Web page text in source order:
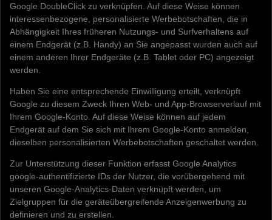
Google DoubleClick zu verknüpfen. Auf diese Weise können
interessenbezogene, personalisierte Werbebotschaften, die in
Abhängigkeit Ihres früheren Nutzungs- und Surfverhaltens auf
einem Endgerät (z.B. Handy) an Sie angepasst wurden auch auf
einem anderen Ihrer Endgeräte (z.B. Tablet oder PC) angezeigt
werden.
Haben Sie eine entsprechende Einwilligung erteilt, verknüpft
Google zu diesem Zweck Ihren Web- und App-Browserverlauf mit
Ihrem Google-Konto. Auf diese Weise können auf jedem
Endgerät auf dem Sie sich mit Ihrem Google-Konto anmelden,
dieselben personalisierten Werbebotschaften geschaltet werden.
Zur Unterstützung dieser Funktion erfasst Google Analytics
google-authentifizierte IDs der Nutzer, die vorübergehend mit
unseren Google-Analytics-Daten verknüpft werden, um
Zielgruppen für die geräteübergreifende Anzeigenwerbung zu
definieren und zu erstellen.